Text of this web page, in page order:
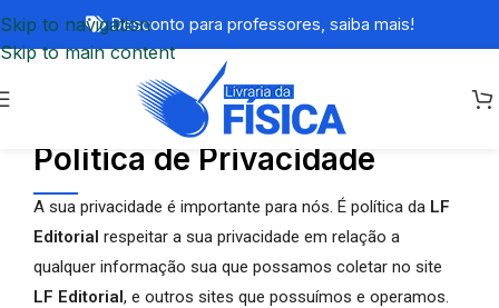
Skip to navigation
Skip to main content
Desconto para professores, saiba mais!
Política de Privacidade
A sua privacidade é importante para nós. É política da LF
Editorial respeitar a sua privacidade em relação a
qualquer informação sua que possamos coletar no site
LF Editorial, e outros sites que possuímos e operamos.